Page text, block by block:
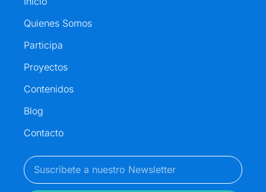
Quienes Somos
Participa
Proyectos
Contenidos
Blog
Contacto